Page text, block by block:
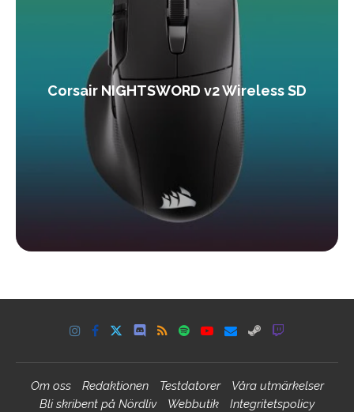
Corsair NIGHTSWORD v2 Wireless SD
Om oss Redaktionen Testdatorer
Våra utmärkelser
Bli skribent på Nördliv
Webbutik Integritetspolicy